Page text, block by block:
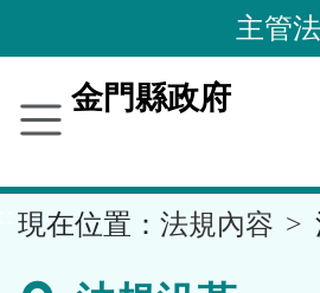
到
要
容
區
主管
金門縣政府
現在位置： 法規內容